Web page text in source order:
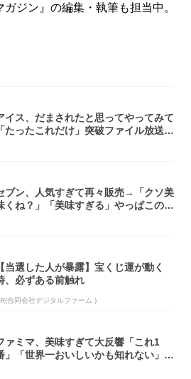
ジン』の編集・執筆も担当中。
イス、だまされたと思ってやってみて
「たったこれだけ」突破ファイル放送で
ブン、人気すぎて再々販売→「クソ美
くね？」「美味すぎる」やっぱこのク
【当選した人が暴露】宝くじ運が動く
、必ずある前触れ
合同会社デジタルファーム )
ァミマ、美味すぎて大反響「これ1
」「世界一おいしいかも知れない」